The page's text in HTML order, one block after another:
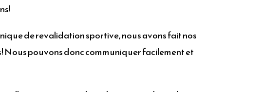
de revalidation sportive, nous avons fait nos
Nous pouvons donc communiquer facilement et